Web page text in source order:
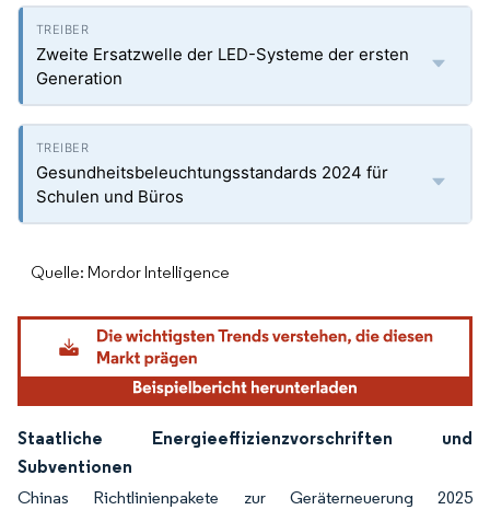
Zweite Ersatzwelle der LED-Systeme der ersten
Generation
Gesundheitsbeleuchtungsstandards 2024 für
Schulen und Büros
Quelle: Mordor Intelligence
Staatliche Energieeffizienzvorschriften und
Subventionen
Chinas Richtlinienpakete zur Geräterneuerung 2025